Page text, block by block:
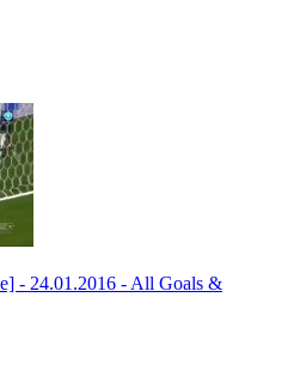
- 24.01.2016 - All Goals &